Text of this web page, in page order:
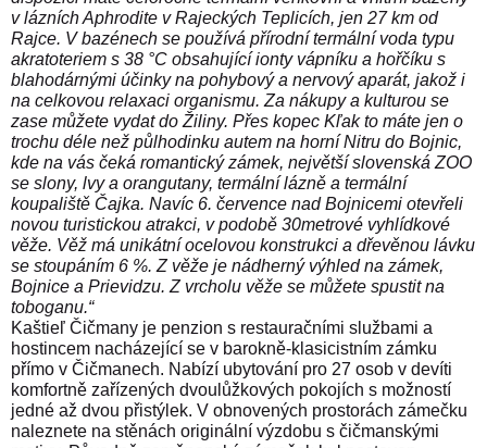
v lázních Aphrodite v Rajeckých Teplicích, jen 27 km od
Rajce. V bazénech se používá přírodní termální voda typu
akratoteriem s 38 °C obsahující ionty vápníku a hořčíku s
blahodárnými účinky na pohybový a nervový aparát, jakož i
na celkovou relaxaci organismu. Za nákupy a kulturou se
zase můžete vydat do Žiliny. Přes kopec Kľak to máte jen o
trochu déle než půlhodinku autem na horní Nitru do Bojnic,
kde na vás čeká romantický zámek, největší slovenská ZOO
se slony, lvy a orangutany, termální lázně a termální
koupaliště Čajka. Navíc 6. července nad Bojnicemi otevřeli
novou turistickou atrakci, v podobě 30metrové vyhlídkové
věže. Věž má unikátní ocelovou konstrukci a dřevěnou lávku
se stoupáním 6 %. Z věže je nádherný výhled na zámek,
Bojnice a Prievidzu. Z vrcholu věže se můžete spustit na
toboganu.“
Kaštieľ Čičmany je penzion s restauračními službami a
hostincem nacházející se v barokně-klasicistním zámku
přímo v Čičmanech. Nabízí ubytování pro 27 osob v devíti
komfortně zařízených dvoulůžkových pokojích s možností
jedné až dvou přistýlek. V obnovených prostorách zámečku
naleznete na stěnách originální výzdobu s čičmanskými